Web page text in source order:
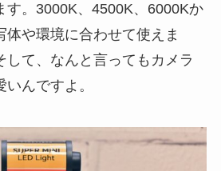
す。3000K、4500K、6000Kか
体や環境に合わせて使えま
して、なんと言ってもカメラ
んですよ。